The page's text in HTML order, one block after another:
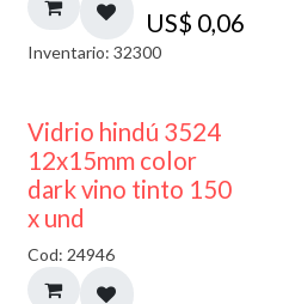
US$ 0,06
Inventario: 32300
40% DESCUENTO
Vidrio hindú 3524
12x15mm color
dark vino tinto 150
x und
Cod: 24946